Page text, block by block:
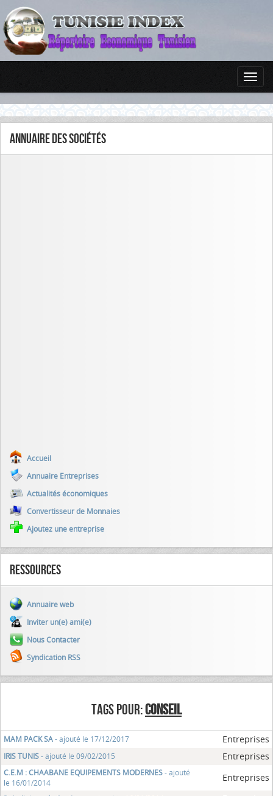
Annuaire des sociétés
Accueil
Annuaire Entreprises
Actualités économiques
Convertisseur de Monnaies
Ajoutez une entreprise
Ressources
Annuaire web
Inviter un(e) ami(e)
Nous Contacter
Syndication RSS
TAGS POUR:CONSEIL
MAM PACK SA- ajouté le 17/12/2017 Entreprises
IRIS TUNIS- ajouté le 09/02/2015 Entreprises
C.E.M : CHAABANE EQUIPEMENTS MODERNES- ajouté
le 16/01/2014
Entreprises